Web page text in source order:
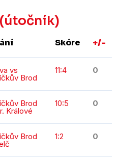
(útočník)
Skóre +/-
vs
Brod
11:4 0
Brod
Králové
10:5 0
Brod 1:2 0